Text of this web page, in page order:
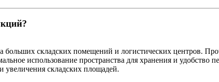
больших складских помещений и логистических центров.
использование пространства для хранения и удобство
складских площадей.